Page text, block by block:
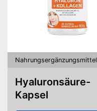
Nahrungsergänzungsmittel
Hyaluronsäure-
Kapsel